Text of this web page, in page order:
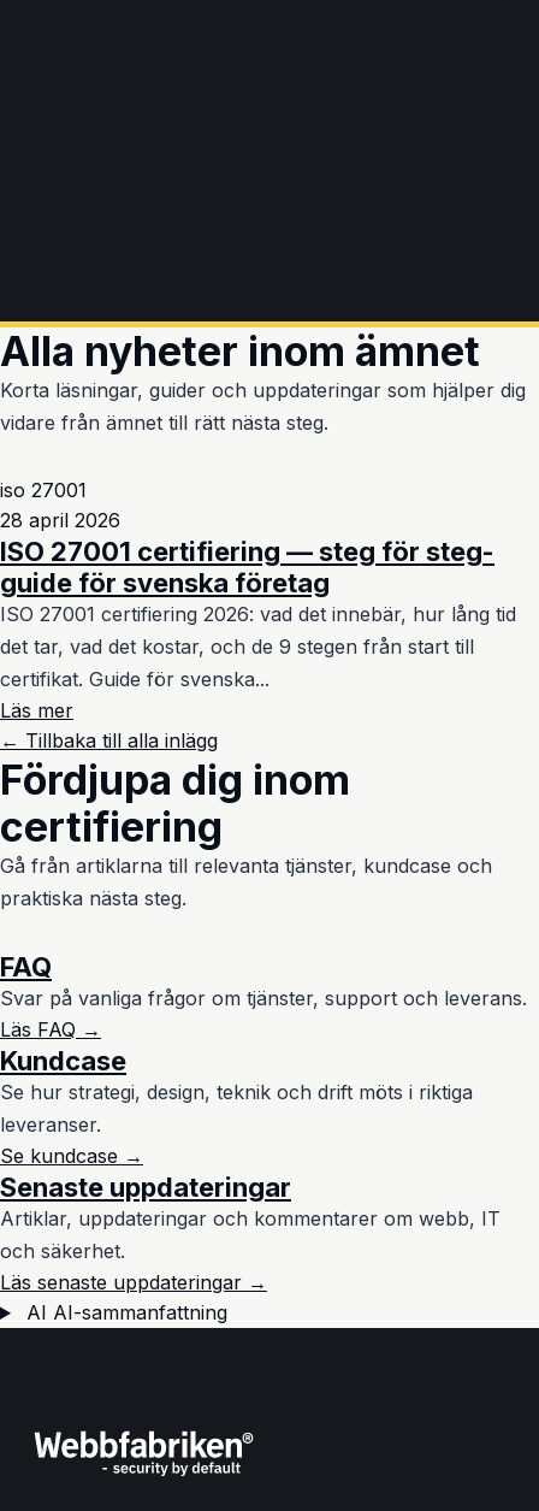
Alla nyheter inom ämnet
Korta läsningar, guider och uppdateringar som hjälper dig
vidare från ämnet till rätt nästa steg.
iso 27001
28 april 2026
ISO 27001 certifiering — steg för steg-
guide för svenska företag
ISO 27001 certifiering 2026: vad det innebär, hur lång tid
det tar, vad det kostar, och de 9 stegen från start till
certifikat. Guide för svenska...
Läs mer
← Tillbaka till alla inlägg
Fördjupa dig inom
certifiering
Gå från artiklarna till relevanta tjänster, kundcase och
praktiska nästa steg.
FAQ
Svar på vanliga frågor om tjänster, support och leverans.
Läs FAQ →
Kundcase
Se hur strategi, design, teknik och drift möts i riktiga
leveranser.
Se kundcase →
Senaste uppdateringar
Artiklar, uppdateringar och kommentarer om webb, IT
och säkerhet.
Läs senaste uppdateringar →
AI AI-sammanfattning